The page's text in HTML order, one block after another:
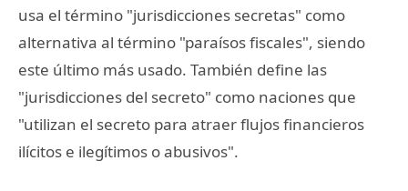
usa el término "jurisdicciones secretas" como
alternativa al término "paraísos fiscales", siendo
este último más usado. También define las
"jurisdicciones del secreto" como naciones que
"utilizan el secreto para atraer flujos financieros
ilícitos e ilegítimos o abusivos".